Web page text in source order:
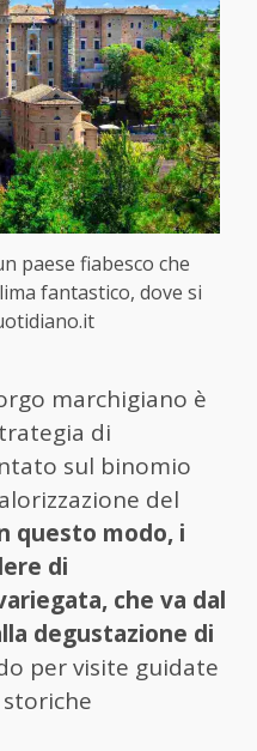
paese fiabesco che
fantastico, dove si
marchigiano è
di
sul binomio
del
questo modo, i
di
che va dal
degustazione di
per visite guidate